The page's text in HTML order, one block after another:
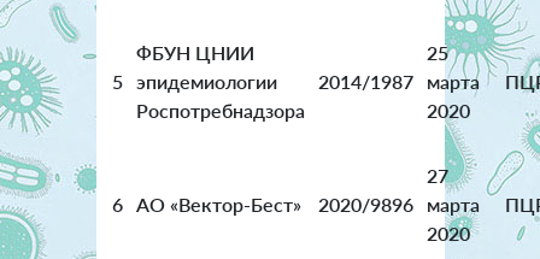
5
ФБУН ЦНИИ
эпидемиологии
Роспотребнадзора
2014/1987
25
марта
2020
6 АО «Вектор-Бест» 2020/9896
27
марта
2020